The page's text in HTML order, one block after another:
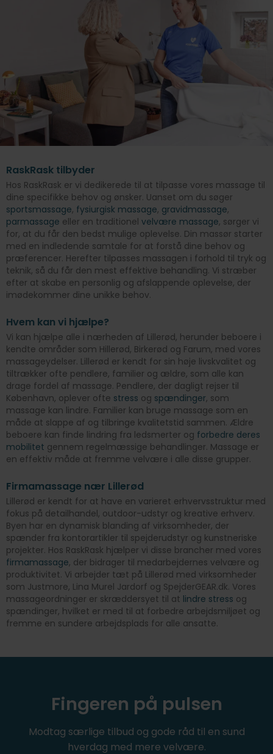
RaskRask tilbyder
Hos RaskRask er vi dedikerede til at tilpasse vores massage til
dine specifikke behov og ønsker. Uanset om du søger
sportsmassage, fysiurgisk massage, gravidmassage,
parmassage eller en traditionel velvære massage, sørger vi
for, at du får den bedst mulige oplevelse. Din massør starter
med en indledende samtale for at forstå dine behov og
præferencer. Herefter tilpasses massagen i forhold til tryk og
teknik, så du får den mest effektive behandling. Vi stræber
efter at skabe en personlig og afslappende oplevelse, der
imødekommer dine unikke behov.
Hvem kan vi hjælpe?
Vi kan hjælpe alle i nærheden af Lillerød, herunder beboere i
kendte områder som Hillerød, Birkerød og Farum, med vores
massageydelser. Lillerød er kendt for sin høje livskvalitet og
tiltrækker ofte pendlere, familier og ældre, som alle kan
drage fordel af massage. Pendlere, der dagligt rejser til
København, oplever ofte stress og spændinger, som
massage kan lindre. Familier kan bruge massage som en
måde at slappe af og tilbringe kvalitetstid sammen. Ældre
beboere kan finde lindring fra ledsmerter og forbedre deres
mobilitet gennem regelmæssige behandlinger. Massage er
en effektiv måde at fremme velvære i alle disse grupper.
Firmamassage nær Lillerød
Lillerød er kendt for at have en varieret erhvervsstruktur med
fokus på detailhandel, outdoor-udstyr og kreative erhverv.
Byen har en dynamisk blanding af virksomheder, der
spænder fra kontorartikler til spejderudstyr og kunstneriske
projekter. Hos RaskRask hjælper vi disse brancher med vores
firmamassage, der bidrager til medarbejdernes velvære og
produktivitet. Vi arbejder tæt på Lillerød med virksomheder
som Justmore, Lina Murel Jardorf og SpejderGEAR.dk. Vores
massageordninger er skræddersyet til at lindre stress og
spændinger, hvilket er med til at forbedre arbejdsmiljøet og
fremme en sundere arbejdsplads for alle ansatte.
Fingeren på pulsen
Modtag særlige tilbud og gode råd til en sund
hverdag med mere velvære.